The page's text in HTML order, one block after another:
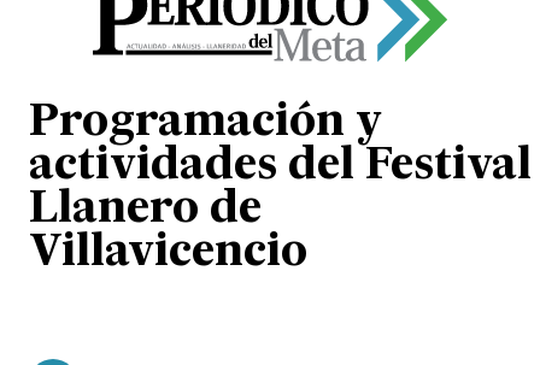
Programación y
actividades del Festival
Llanero de
Villavicencio